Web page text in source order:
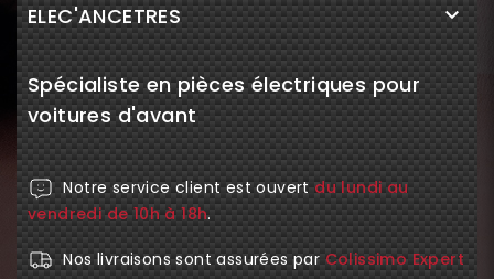
ELEC'ANCETRES 
Spécialiste en pièces électriques pour
voitures d'avant
Notre service client est ouvertdu lundi au
vendredi de 10h à 18h.
Nos livraisons sont assurées par Colissimo Expert